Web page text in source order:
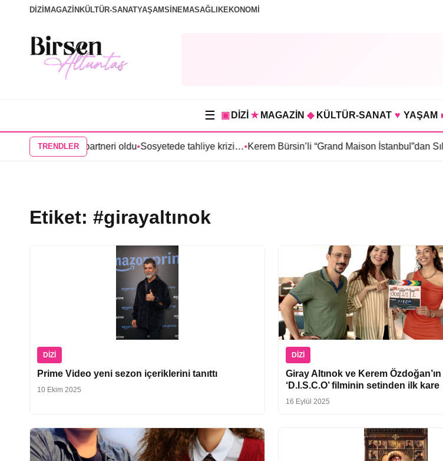
DİZİ MAGAZİN KÜLTÜR-SANATYAŞAMSİNEMASAĞLIKEKONOMİ
☰ ▣ DİZİ ★ MAGAZİN ◆ KÜLTÜR-SANAT ♥ YAŞAM
TRENDLER
Anıl Çelik partneri oldu•Sosyetede tahliye krizi…•Kerem Bürsin’li “Grand Maison İstanbul”dan Sıla
Etiket: #girayaltınok
DIZI
Prime Video yeni sezon içeriklerini tanıttı
10 Ekim 2025
DIZI
Giray Altınok ve Kerem
‘D.I.S.C.O’ filminin setinden ilk kare
16 Eylül 2025